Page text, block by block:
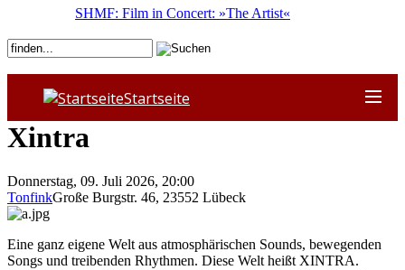
Startseite
Xintra
Donnerstag, 09. Juli 2026, 20:00
TonfinkGroße Burgstr. 46, 23552 Lübeck
Eine ganz eigene Welt aus atmosphärischen Sounds, bewegenden
Songs und treibenden Rhythmen. Diese Welt heißt XINTRA.
SHMF: Film in Concert: »The Artist«